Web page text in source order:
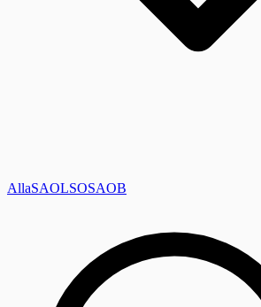
AllaSAOLSOSAOB